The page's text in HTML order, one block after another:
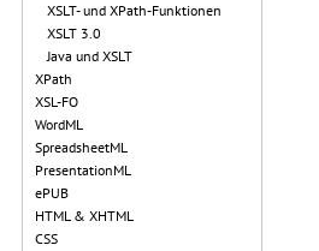
XSLT- und XPath-Funktionen
XSLT 3.0
Java und XSLT
XPath
XSL-FO
WordML
SpreadsheetML
PresentationML
ePUB
HTML & XHTML
CSS